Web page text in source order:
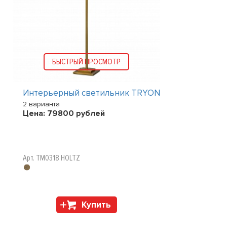
БЫСТРЫЙ ПРОСМОТР
Интерьерный светильник TRYON
2 варианта
Цена: 79800 рублей
Арт. TM0318 HOLTZ
Купить